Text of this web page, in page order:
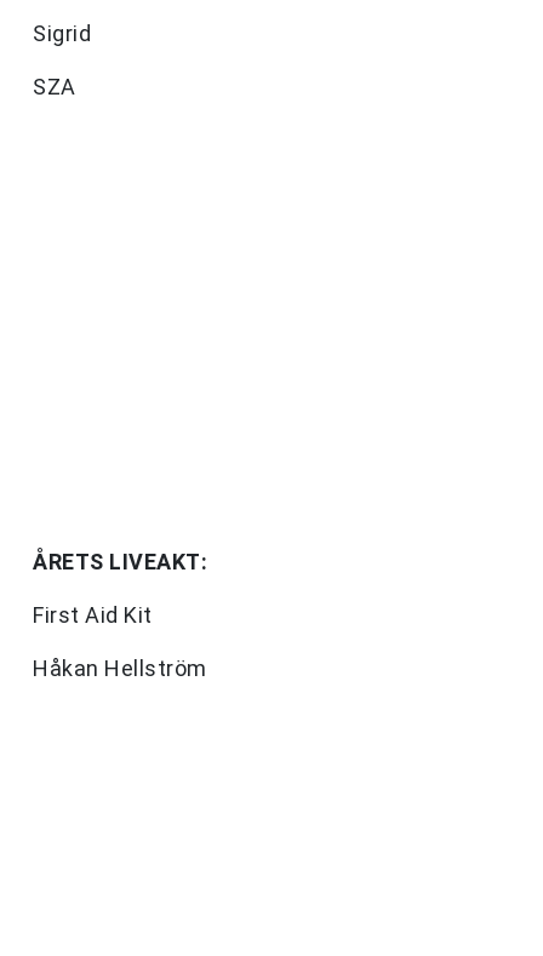
Sigrid
SZA
ÅRETS LIVEAKT:
First Aid Kit
Håkan Hellström